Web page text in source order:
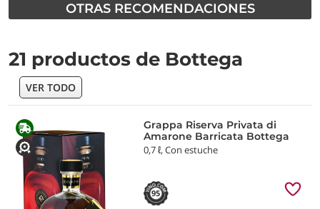
OTRAS RECOMENDACIONES
21 productos de Bottega
VER TODO
Grappa Riserva Privata di
Amarone Barricata Bottega
0,7 ℓ, Con estuche
95